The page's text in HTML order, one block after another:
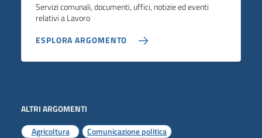
Servizi comunali, documenti, uffici, notizie ed eventi
relativi a Lavoro
ESPLORA ARGOMENTO
ALTRI ARGOMENTI
Agricoltura
Comunicazione politica